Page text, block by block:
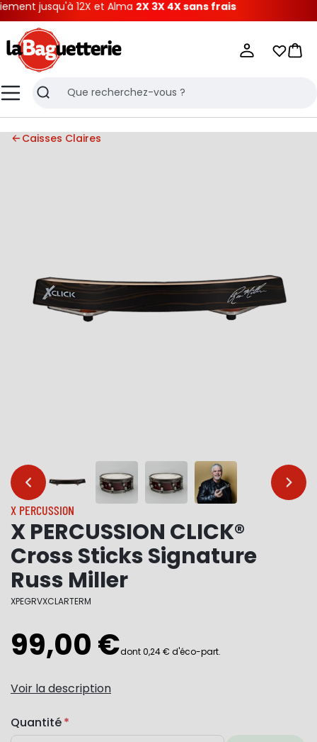
jusqu'à 12X et Alma2X 3X 4X sans frais
MenuRecherche
Mes
Caisses Claires
… …
X PERCUSSION
X PERCUSSION CLICK®
Cross Sticks Signature
Russ Miller
XPEGRVXCLARTERM
99,00 €dont 0,24 € d'éco-part.
Voir la description
Quantité